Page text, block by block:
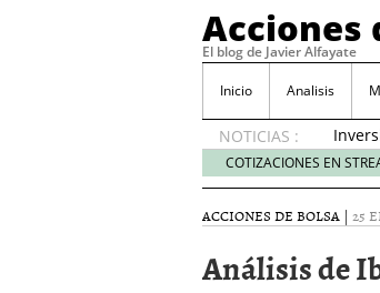
Acciones
El blog de Javier Alfayate
Inicio Analisis
NOTICIAS :
VIP en
por
COTIZACIONES EN
ACCIONES DE BOLSA | 25
Análisis de